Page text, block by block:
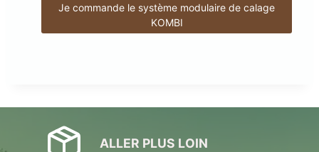
Je commande le système modulaire de calage
KOMBI
ALLER PLUS LOIN